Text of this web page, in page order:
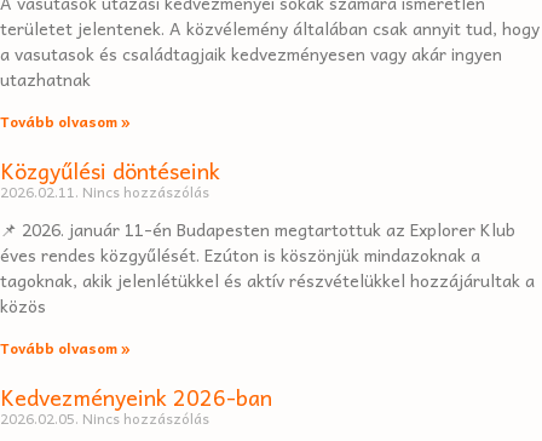
területet jelentenek. A közvélemény általában csak annyit tud, hogy
a vasutasok és családtagjaik kedvezményesen vagy akár ingyen
utazhatnak
Tovább olvasom »
Közgyűlési döntéseink
2026.02.11. Nincs hozzászólás
📌 2026. január 11-én Budapesten megtartottuk az Explorer Klub
éves rendes közgyűlését. Ezúton is köszönjük mindazoknak a
tagoknak, akik jelenlétükkel és aktív részvételükkel hozzájárultak a
közös
Tovább olvasom »
Kedvezményeink 2026-ban
2026.02.05. Nincs hozzászólás